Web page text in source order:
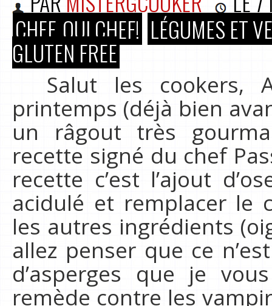
CHEF, OUI CHEF! LÉGUMES ET
GLUTEN FREE
Salut les cookers,
printemps (déjà bien
un râgout très
recette signé du chef
recette c’est l’ajout
acidulé et remplacer le
les autres ingrédients
allez penser que ce
d’asperges que je
remède contre les